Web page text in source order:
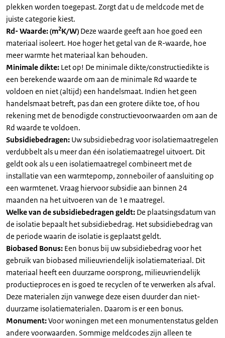
plekken worden toegepast. Zorgt dat u de meldcode met de
juiste categorie kiest.
Rd- Waarde: (m2K/W) Deze waarde geeft aan hoe goed een
materiaal isoleert. Hoe hoger het getal van de R-waarde, hoe
meer warmte het materiaal kan behouden.
Minimale dikte: Let op! De minimale dikte/constructiedikte is
een berekende waarde om aan de minimale Rd waarde te
voldoen en niet (altijd) een handelsmaat. Indien het geen
handelsmaat betreft, pas dan een grotere dikte toe, of hou
rekening met de benodigde constructievoorwaarden om aan de
Rd waarde te voldoen.
Subsidiebedragen: Uw subsidiebedrag voor isolatiemaatregelen
verdubbelt als u meer dan één isolatiemaatregel uitvoert. Dit
geldt ook als u een isolatiemaatregel combineert met de
installatie van een warmtepomp, zonneboiler of aansluiting op
een warmtenet. Vraag hiervoor subsidie aan binnen 24
maanden na het uitvoeren van de 1e maatregel.
Welke van de subsidiebedragen geldt: De plaatsingsdatum van
de isolatie bepaalt het subsidiebedrag. Het subsidiebedrag van
de periode waarin de isolatie is geplaatst geldt.
Biobased Bonus: Een bonus bij uw subsidiebedrag voor het
gebruik van biobased milieuvriendelijk isolatiemateriaal. Dit
materiaal heeft een duurzame oorsprong, milieuvriendelijk
productieproces en is goed te recyclen of te verwerken als afval.
Deze materialen zijn vanwege deze eisen duurder dan niet-
duurzame isolatiematerialen. Daarom is er een bonus.
Monument:Voor woningen met een monumentenstatus gelden
andere voorwaarden. Sommige meldcodes zijn alleen te